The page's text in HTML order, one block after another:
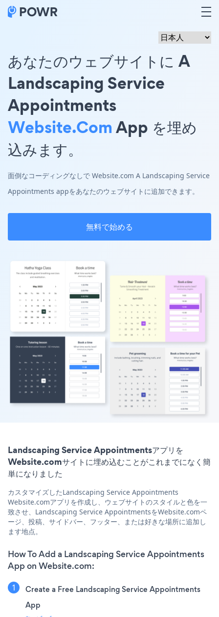
あなたのウェブサイトに A
Landscaping Service
Appointments
Website.comApp を埋め
込みます。
面倒なコーディングなしで Website.com A Landscaping Service
Appointments appをあなたのウェブサイトに追加できます。
無料で始める
Landscaping Service Appointmentsアプリを
Website.comサイトに埋め込むことがこれまでになく簡
単になりました
カスタマイズしたLandscaping Service Appointments
Website.comアプリを作成し、ウェブサイトのスタイルと色を一
致させ、Landscaping Service AppointmentsをWebsite.comペ
ージ、投稿、サイドバー、フッター、または好きな場所に追加し
ます地点。
How To Add a Landscaping Service Appointments
App on Website.com:
Create a Free Landscaping Service Appointments
App